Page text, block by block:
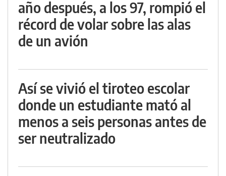
año después, a los 97, rompió el
récord de volar sobre las alas
de un avión
Así se vivió el tiroteo escolar
donde un estudiante mató al
menos a seis personas antes de
ser neutralizado